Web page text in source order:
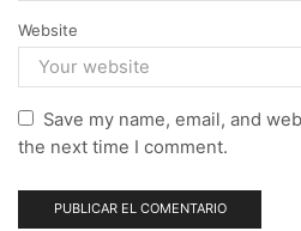
Website
Save my name, email, and
the next time I comment.